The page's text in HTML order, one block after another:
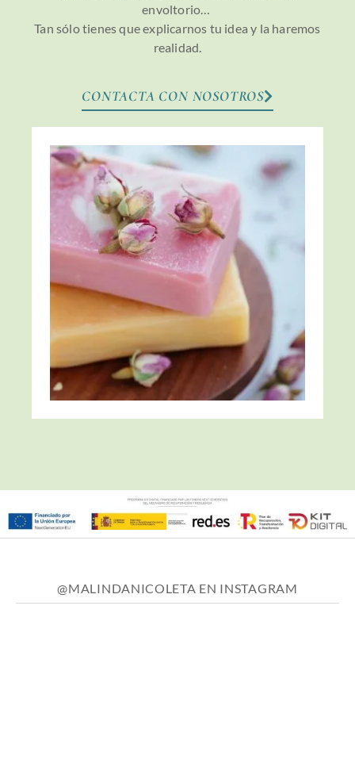
envoltorio…
Tan sólo tienes que explicarnos tu idea y la haremos
realidad.
CONTACTA CON NOSOTROS
@MALINDANICOLETA EN INSTAGRAM